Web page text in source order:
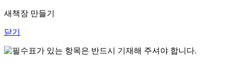
새책장 만들기
닫기
표가 있는 항목은 반드시 기재해 주셔야 합니다.